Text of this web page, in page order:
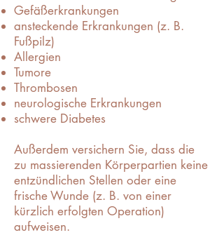
Gefäßerkrankungen
ansteckende Erkrankungen (z. B.
Fußpilz)
Allergien
Tumore
Thrombosen
neurologische Erkrankungen
schwere Diabetes
Außerdem versichern Sie, dass die
zu massierenden Körperpartien keine
entzündlichen Stellen oder eine
frische Wunde (z. B. von einer
kürzlich erfolgten Operation)
aufweisen.